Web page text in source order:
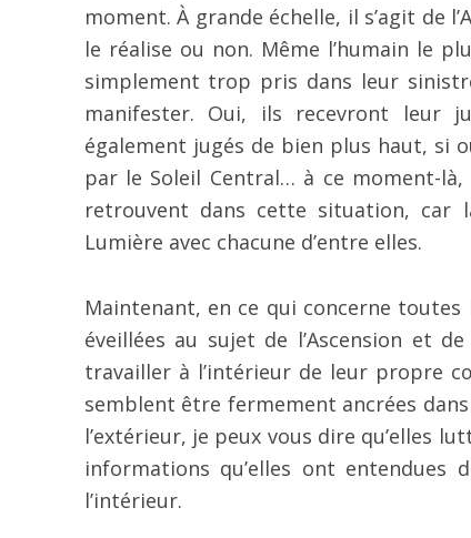
moment. À grande échelle, il s’agit de
le réalise ou non. Même l’humain le
simplement trop pris dans leur
manifester. Oui, ils recevront leur
également jugés de bien plus haut, si
par le Soleil Central… à ce moment-
retrouvent dans cette situation, car
Lumière avec chacune d’entre elles.
Maintenant, en ce qui concerne
éveillées au sujet de l’Ascension et
travailler à l’intérieur de leur propre
semblent être fermement ancrées
l’extérieur, je peux vous dire qu’elles
informations qu’elles ont entendues
l’intérieur.